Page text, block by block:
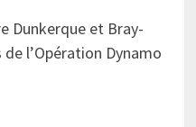
Dunkerque et Bray-
l’Opération Dynamo